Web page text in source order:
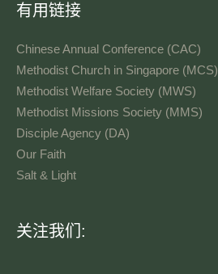
有用链接
Chinese Annual Conference (CAC)
Methodist Church in Singapore (MCS)
Methodist Welfare Society (MWS)
Methodist Missions Society (MMS)
Disciple Agency (DA)
Our Faith
Salt & Light
关注我们:
语